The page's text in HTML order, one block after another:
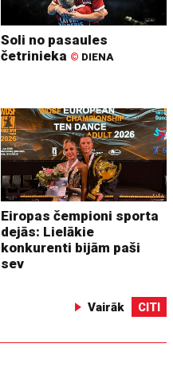
Soli no pasaules
četrinieka © DIENA
Eiropas čempioni sporta
dejās: Lielākie
konkurenti bijām paši
sev
Vairāk CITI